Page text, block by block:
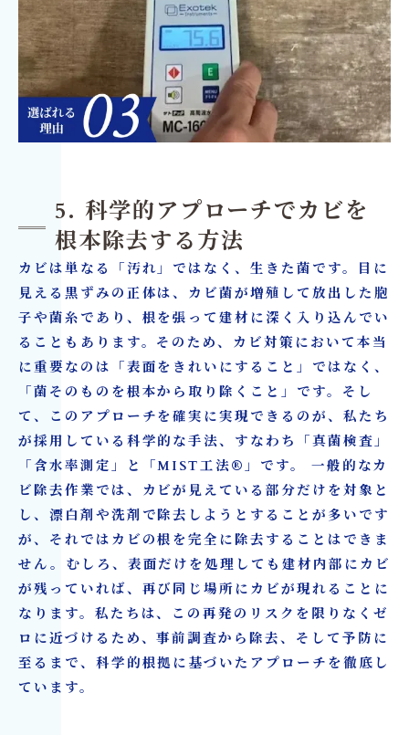
5. 科学的アプローチでカビを
根本除去する方法
カビは単なる「汚れ」ではなく、生きた菌です。目に
見える黒ずみの正体は、カビ菌が増殖して放出した胞
子や菌糸であり、根を張って建材に深く入り込んでい
ることもあります。そのため、カビ対策において本当
に重要なのは「表面をきれいにすること」ではなく、
「菌そのものを根本から取り除くこと」です。そし
て、このアプローチを確実に実現できるのが、私たち
が採用している科学的な手法、すなわち「真菌検査」
「含水率測定」と「MIST工法®」です。 一般的なカ
ビ除去作業では、カビが見えている部分だけを対象と
し、漂白剤や洗剤で除去しようとすることが多いです
が、それではカビの根を完全に除去することはできま
せん。むしろ、表面だけを処理しても建材内部にカビ
が残っていれば、再び同じ場所にカビが現れることに
なります。私たちは、この再発のリスクを限りなくゼ
ロに近づけるため、事前調査から除去、そして予防に
至るまで、科学的根拠に基づいたアプローチを徹底し
ています。